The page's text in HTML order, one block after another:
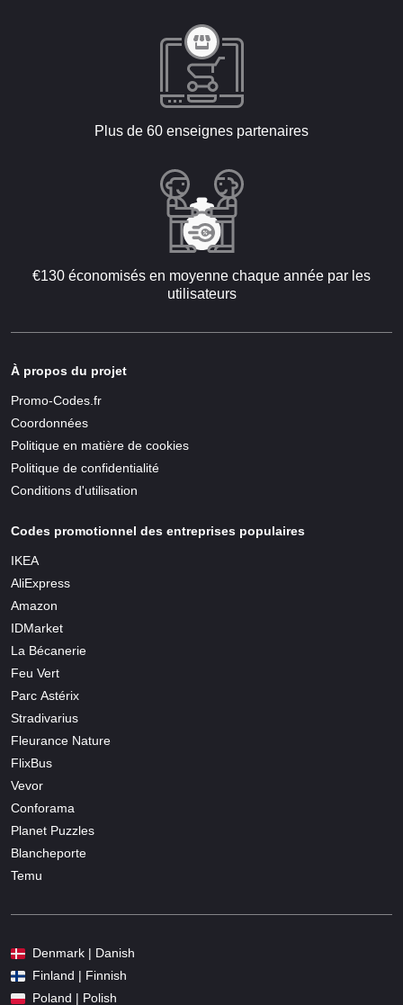
Plus de 60 enseignes partenaires
€130 économisés en moyenne chaque année par les
utilisateurs
À propos du projet
Promo-Codes.fr
Coordonnées
Politique en matière de cookies
Politique de confidentialité
Conditions d'utilisation
Codes promotionnel des entreprises populaires
IKEA
AliExpress
Amazon
IDMarket
La Bécanerie
Feu Vert
Parc Astérix
Stradivarius
Fleurance Nature
FlixBus
Vevor
Conforama
Planet Puzzles
Blancheporte
Temu
Denmark | Danish
Finland | Finnish
Poland | Polish